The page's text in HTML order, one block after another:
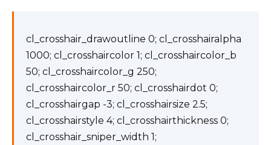
cl_crosshair_drawoutline 0; cl_crosshairalpha
1000; cl_crosshaircolor 1; cl_crosshaircolor_b
50; cl_crosshaircolor_g 250;
cl_crosshaircolor_r 50; cl_crosshairdot 0;
cl_crosshairgap -3; cl_crosshairsize 2.5;
cl_crosshairstyle 4; cl_crosshairthickness 0;
cl_crosshair_sniper_width 1;